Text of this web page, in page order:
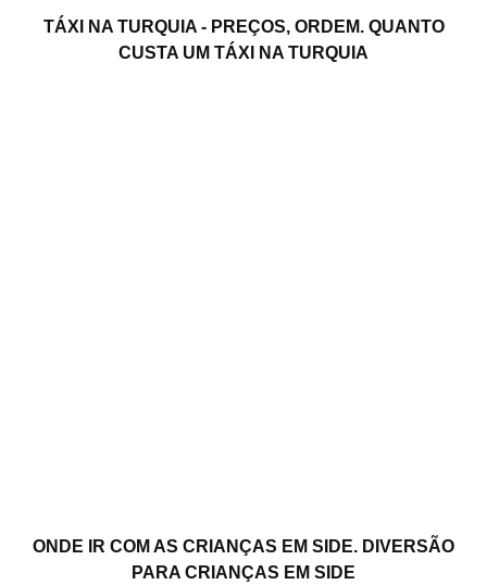
TÁXI NA TURQUIA - PREÇOS, ORDEM. QUANTO
CUSTA UM TÁXI NA TURQUIA
ONDE IR COM AS CRIANÇAS EM SIDE. DIVERSÃO
PARA CRIANÇAS EM SIDE